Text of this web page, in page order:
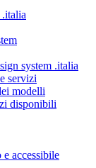
system .italia
servizi
modelli
disponibili
accessibile